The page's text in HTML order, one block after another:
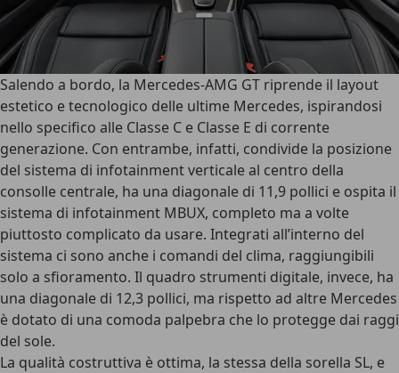
Salendo a bordo, la Mercedes-AMG GT riprende il layout
estetico e tecnologico delle ultime Mercedes, ispirandosi
nello specifico alle Classe C e Classe E di corrente
generazione. Con entrambe, infatti, condivide la posizione
del sistema di infotainment verticale al centro della
consolle centrale, ha una diagonale di 11,9 pollici e ospita il
sistema di infotainment MBUX, completo ma a volte
piuttosto complicato da usare. Integrati all’interno del
sistema ci sono anche i comandi del clima, raggiungibili
solo a sfioramento. Il quadro strumenti digitale, invece, ha
una diagonale di 12,3 pollici, ma rispetto ad altre Mercedes
è dotato di una comoda palpebra che lo protegge dai raggi
del sole.
La qualità costruttiva è ottima, la stessa della sorella SL, e